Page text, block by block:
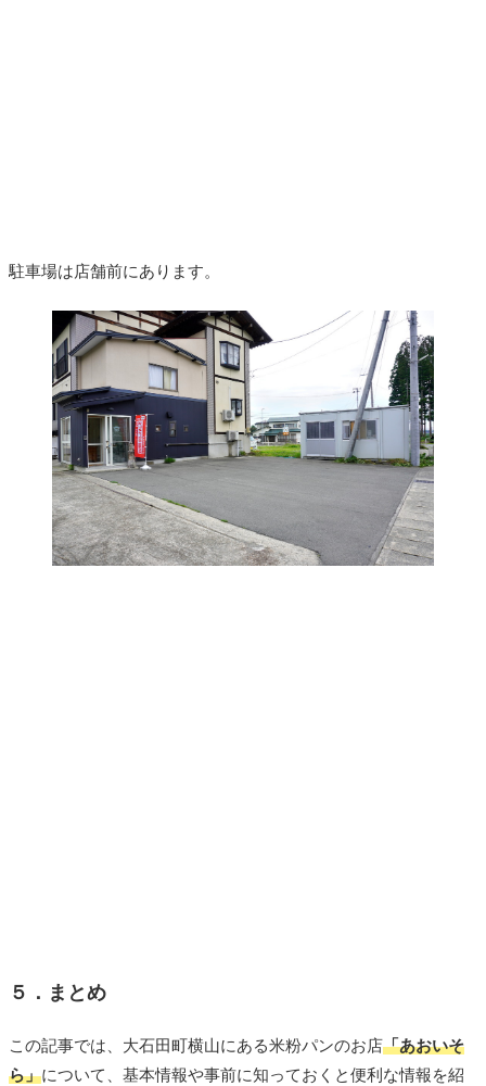
駐車場は店舗前にあります。
５．まとめ
この記事では、大石田町横山にある米粉パンのお店「あおいそ
ら」について、基本情報や事前に知っておくと便利な情報を紹